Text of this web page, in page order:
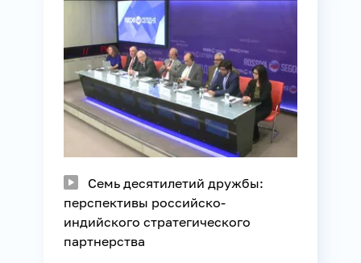
Семь десятилетий дружбы:
перспективы российско-
индийского стратегического
партнерства